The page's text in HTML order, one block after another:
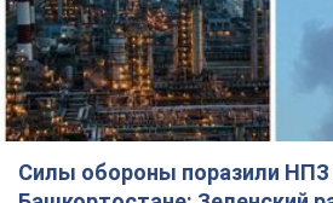
Силы обороны поразили НПЗ